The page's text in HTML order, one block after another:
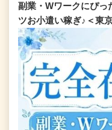
副業・Wワークにぴっ
ツお小遣い稼ぎ♪＜東